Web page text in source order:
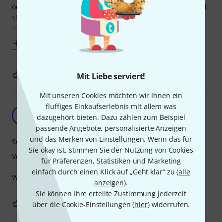
Mit Liebe serviert!
Mit unseren Cookies möchten wir Ihnen ein
fluffiges Einkaufserlebnis mit allem was
dazugehört bieten. Dazu zählen zum Beispiel
passende Angebote, personalisierte Anzeigen
und das Merken von Einstellungen. Wenn das für
Sie okay ist, stimmen Sie der Nutzung von Cookies
für Präferenzen, Statistiken und Marketing
einfach durch einen Klick auf „Geht klar“ zu (alle
anzeigen).
Sie können Ihre erteilte Zustimmung jederzeit
über die Cookie-Einstellungen (hier) widerrufen.
oder Stimmungen und Ereignisse darzustellen. Ein Beispiel
sind unsere Klanggeschichten. Die Ereignisse werden von
den Kindern aus einer Geschichte
BEWERTUNG MELDEN
Gute Qualität
Oliver330 01.10.2012
Warmer, voller Klang, gut auch für Kinder geeignet.
Sound
Verarbeitung
0 BEWERTUNG MELDEN